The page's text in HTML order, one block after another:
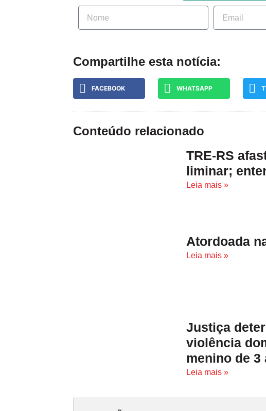
Compartilhe esta notícia:
FACEBOOK WHATSAPP
Conteúdo relacionado
TRE-RS
liminar;
Leia mais »
Atordoada
Leia mais »
Justiça
violência
menino de 3
Leia mais »